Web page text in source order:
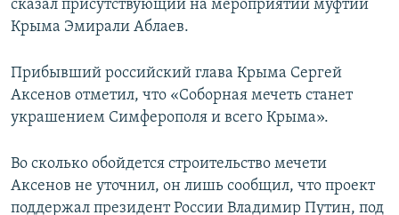
сказал присутствующий на мероприятии муфтий
Крыма Эмирали Аблаев.
Прибывший российский глава Крыма Сергей
Аксенов отметил, что «Соборная мечеть станет
украшением Симферополя и всего Крыма».
Во сколько обойдется строительство мечети
Аксенов не уточнил, он лишь сообщил, что проект
поддержал президент России Владимир Путин, под